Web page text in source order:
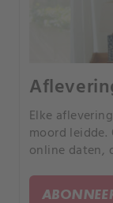
Elke
moord
online daten,
anders, maar